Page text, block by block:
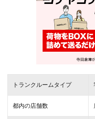
トランクルームタイプ
都内の店舗数